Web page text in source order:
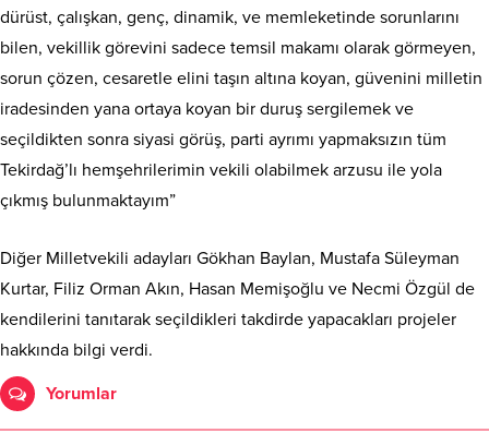
dürüst, çalışkan, genç, dinamik, ve memleketinde sorunlarını
bilen, vekillik görevini sadece temsil makamı olarak görmeyen,
sorun çözen, cesaretle elini taşın altına koyan, güvenini milletin
iradesinden yana ortaya koyan bir duruş sergilemek ve
seçildikten sonra siyasi görüş, parti ayrımı yapmaksızın tüm
Tekirdağ’lı hemşehrilerimin vekili olabilmek arzusu ile yola
çıkmış bulunmaktayım”
Diğer Milletvekili adayları Gökhan Baylan, Mustafa Süleyman
Kurtar, Filiz Orman Akın, Hasan Memişoğlu ve Necmi Özgül de
kendilerini tanıtarak seçildikleri takdirde yapacakları projeler
hakkında bilgi verdi.
Yorumlar